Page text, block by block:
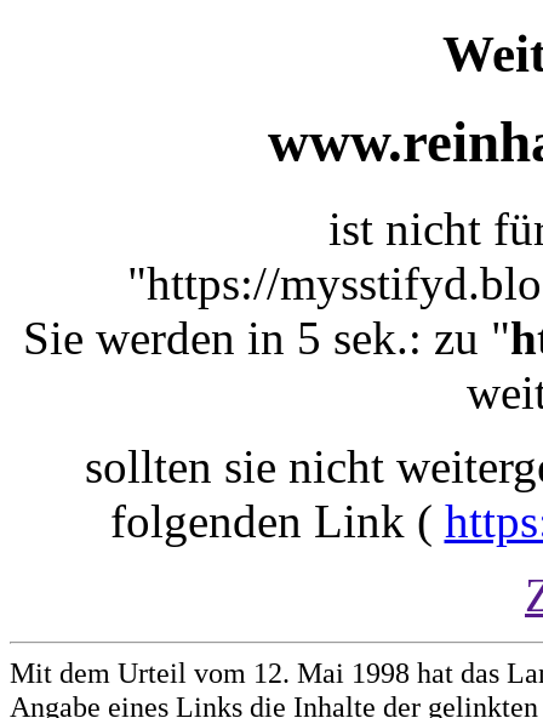
ist nicht
"https://
Sie werden in 5 sek.: zu "
sollten sie nicht
folgenden Link (
Mit dem Urteil vom 12. Mai 1998 hat das
Angabe eines Links die Inhalte der